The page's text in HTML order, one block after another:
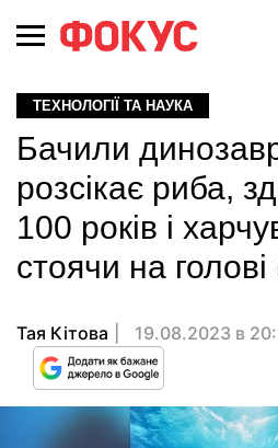
ТЕХНОЛОГІЇ ТА НАУКА
Бачили
розсікає риба,
100 років і
стоячи на
Тая Кітова 19.08.2023 в